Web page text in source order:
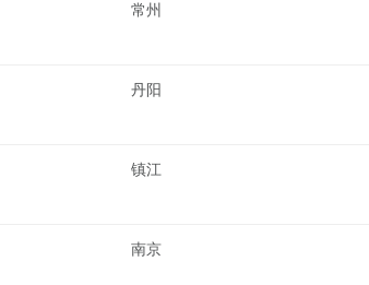
常州
丹阳
镇江
南京